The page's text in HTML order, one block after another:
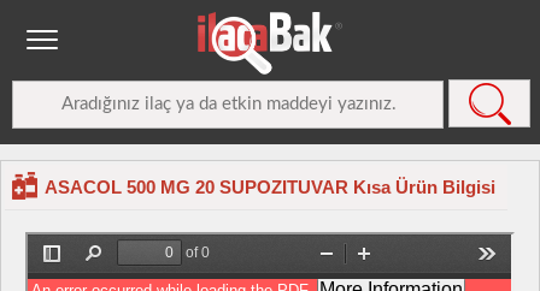
ASACOL 500 MG 20 SUPOZITUVAR Kısa Ürün Bilgisi